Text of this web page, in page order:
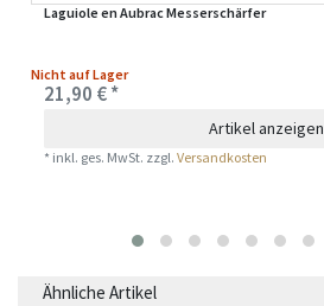
Laguiole en Aubrac Messerschärfer
Nicht auf Lager
21,90 € *
Artikel anzeigen
* inkl. ges. MwSt. zzgl.Versandkosten
Ähnliche Artikel